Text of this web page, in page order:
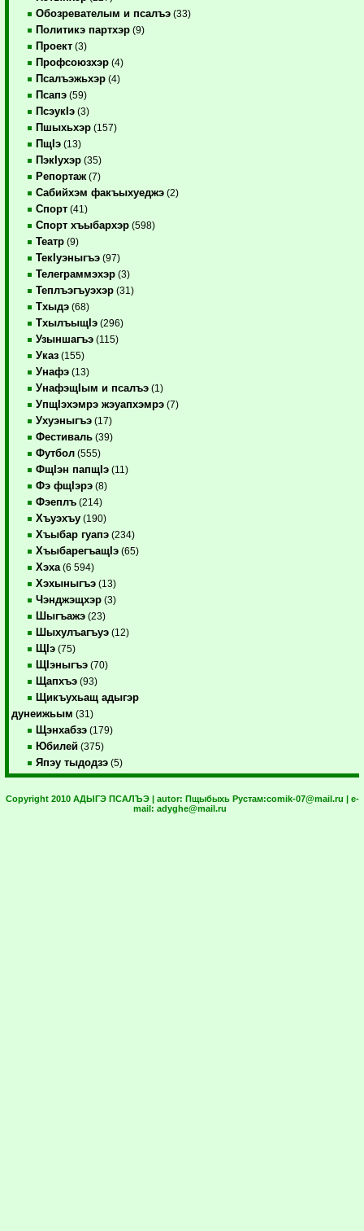
Обозревателым и псалъэ (33)
Политикэ партхэр (9)
Проект (3)
Профсоюзхэр (4)
Псалъэжьхэр (4)
Псапэ (59)
ПсэукIэ (3)
Пшыхьхэр (157)
ПщIэ (13)
ПэкIухэр (35)
Репортаж (7)
Сабийхэм факъыхуеджэ (2)
Спорт (41)
Спорт хъыбархэр (598)
Театр (9)
ТекIуэныгъэ (97)
Телеграммэхэр (3)
Теплъэгъуэхэр (31)
Тхыдэ (68)
ТхылъыщIэ (296)
Узыншагъэ (115)
Указ (155)
Унафэ (13)
УнафэщIым и псалъэ (1)
УпщIэхэмрэ жэуапхэмрэ (7)
Ухуэныгъэ (17)
Фестиваль (39)
Футбол (555)
ФщIэн папщIэ (11)
Фэ фщIэрэ (8)
Фэеплъ (214)
Хъуэхъу (190)
Хъыбар гуапэ (234)
ХъыбарегъащIэ (65)
Хэха (6 594)
Хэхыныгъэ (13)
Чэнджэщхэр (3)
Шыгъажэ (23)
Шыхулъагъуэ (12)
ЩIэ (75)
ЩIэныгъэ (70)
Щапхъэ (93)
Щикъухьащ адыгэр
дунеижьым (31)
Щэнхабзэ (179)
Юбилей (375)
Япэу тыдодзэ (5)
Copyright 2010 АДЫГЭ ПСАЛЪЭ | autor: Пщыбыхь Рустам:comik-07@mail.ru | e-
mail: adyghe@mail.ru